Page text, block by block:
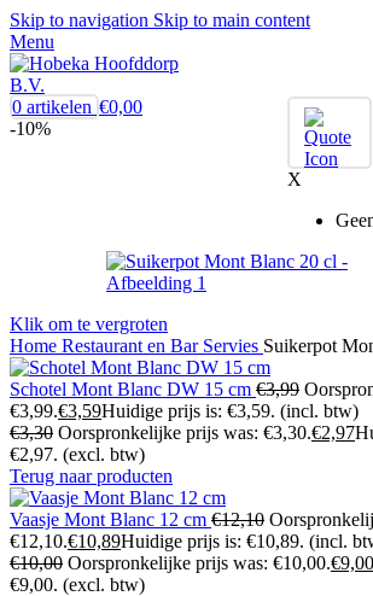
Skip to navigation Skip to main content
Menu
X
0 artikelen €0,00
-10%
Klik om te vergroten
Home Restaurant en Bar Servies Suikerpot
Schotel Mont Blanc DW 15 cm €3,99
€3,99.€3,59Huidige prijs is: €3,59. (incl. btw)
€3,30 Oorspronkelijke prijs was: €3,30.€2,97
€2,97. (excl. btw)
Terug naar producten
Vaasje Mont Blanc 12 cm €12,10
€12,10.€10,89Huidige prijs is: €10,89. (incl.
€10,00 Oorspronkelijke prijs was: €10,00.€9,00
€9,00. (excl. btw)